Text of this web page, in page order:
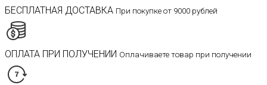
БЕСПЛАТНАЯ ДОСТАВКА При покупке от 9000 рублей
ОПЛАТА ПРИ ПОЛУЧЕНИИ Оплачиваете товар при получении